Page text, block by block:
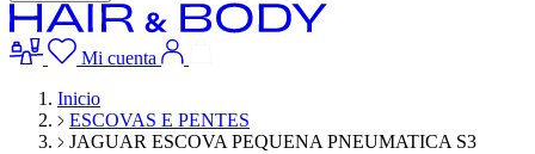
Mi cuenta
Inicio
ESCOVAS E PENTES
JAGUAR ESCOVA PEQUENA PNEUMATICA S3